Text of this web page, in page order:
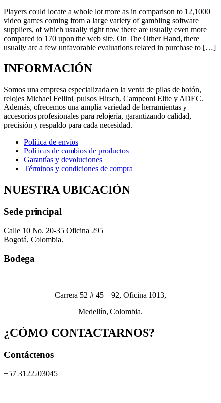
Players could locate a whole lot more as in comparison to 12,1000
video games coming from a large variety of gambling software
suppliers, of which usually right now there are usually even more
compared to 170 upon the web site. On The Other Hand, there
usually are a few unfavorable evaluations related in purchase to […]
INFORMACIÓN
Somos una empresa especializada en la venta de pilas de botón,
relojes Michael Fellini, pulsos Hirsch, Campeoni Elite y ADEC.
Además, ofrecemos una amplia variedad de herramientas y
accesorios profesionales para relojería, garantizando calidad,
precisión y respaldo para cada necesidad.
Política de envíos
Políticas de cambios de productos
Garantías y devoluciones
Términos y condiciones de compra
NUESTRA UBICACIÓN
Sede principal
Calle 10 No. 20-35 Oficina 295
Bogotá, Colombia.
Bodega
Carrera 52 # 45 – 92, Oficina 1013,
Medellín, Colombia.
¿CÓMO CONTACTARNOS?
Contáctenos
+57 3122203045